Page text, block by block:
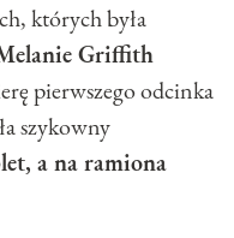
których była
Griffith
pierwszego odcinka
szykowny
a na ramiona